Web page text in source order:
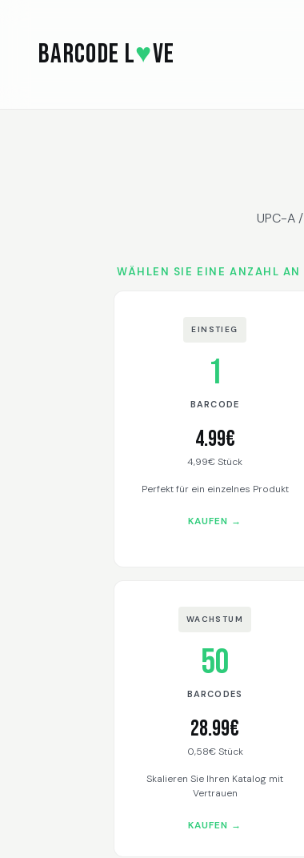
BARCODE L♥VE
UPC-A
WÄHLEN SIE EINE ANZAHL AN
EINSTIEG
1
BARCODE
4.99€
4,99€ Stück
Perfekt für ein einzelnes Produkt
KAUFEN →
WACHSTUM
50
BARCODES
28.99€
0,58€ Stück
Skalieren Sie Ihren Katalog mit
Vertrauen
KAUFEN →